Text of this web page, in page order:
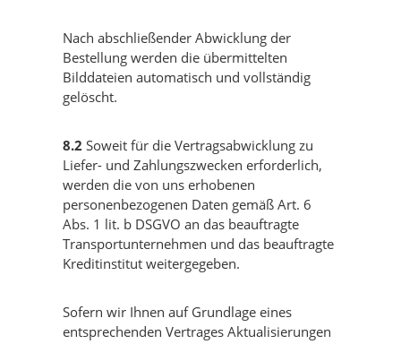
Nach abschließender Abwicklung der
Bestellung werden die übermittelten
Bilddateien automatisch und vollständig
gelöscht.
8.2 Soweit für die Vertragsabwicklung zu
Liefer- und Zahlungszwecken erforderlich,
werden die von uns erhobenen
personenbezogenen Daten gemäß Art. 6
Abs. 1 lit. b DSGVO an das beauftragte
Transportunternehmen und das beauftragte
Kreditinstitut weitergegeben.
Sofern wir Ihnen auf Grundlage eines
entsprechenden Vertrages Aktualisierungen